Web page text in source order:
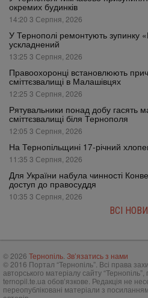
окремих будинків
14:20 3 Серпня, 2026
У Тернополі ремонтують зупинку
ускладнений
13:25 3 Серпня, 2026
Правоохоронці встановлюють
сміттєзвалищі в Малашівцях
12:25 3 Серпня, 2026
Рятувальники понад добу гасять
сміттєзвалищі біля Тернополя
12:05 3 Серпня, 2026
На Тернопільщині 17-річний
11:35 3 Серпня, 2026
Для України набула чинності
доступ до правосуддя
10:35 3 Серпня, 2026
ВСІ
© 2026 Тернопіль Зв’язатись з нами
© 2016 Портал “Тернопіль”. Всі права
авторського матеріалу сайту
ternopil.te.ua обов’язкове. Редакція не
переопубліковані матеріали з